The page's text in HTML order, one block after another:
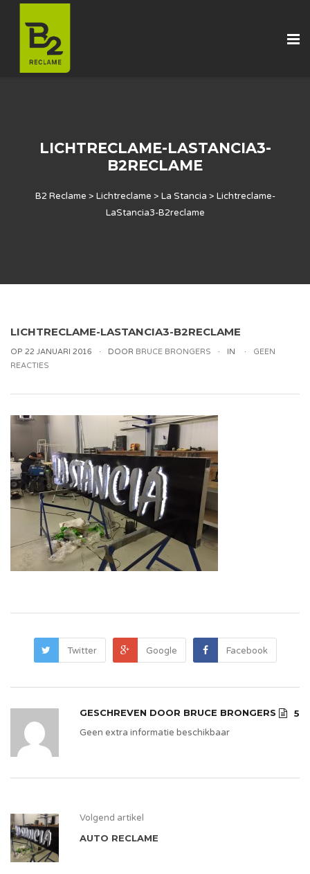
LICHTRECLAME-LASTANCIA3-
B2RECLAME
B2 Reclame > Lichtreclame > La Stancia > Lichtreclame-
LaStancia3-B2reclame
LICHTRECLAME-LASTANCIA3-B2RECLAME
OP 22 JANUARI 2016 DOOR BRUCE BRONGERS IN
GEEN
REACTIES
Twitter Google Facebook
GESCHREVEN DOOR BRUCE BRONGERS
5
Geen extra informatie beschikbaar
Volgend artikel
AUTO RECLAME